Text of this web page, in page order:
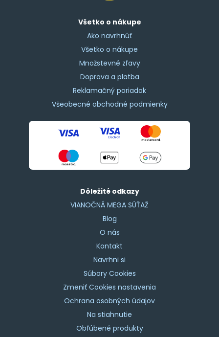
Všetko o nákupe
Ako navrhnúť
Všetko o nákupe
Množstevné zľavy
Doprava a platba
Reklamačný poriadok
Všeobecné obchodné podmienky
Dôležité odkazy
VIANOČNÁ MEGA SÚŤAŽ
Blog
O nás
Kontakt
Navrhni si
Súbory Cookies
Zmeniť Cookies nastavenia
Ochrana osobných údajov
Na stiahnutie
Obľúbené produkty